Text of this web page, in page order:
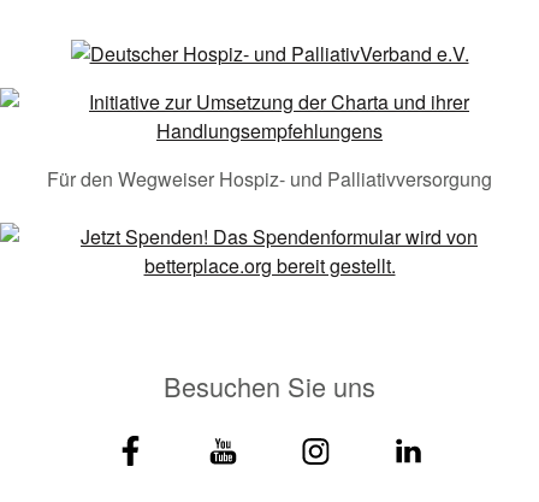
Für den Wegweiser Hospiz- und Palliativversorgung
Besuchen Sie uns